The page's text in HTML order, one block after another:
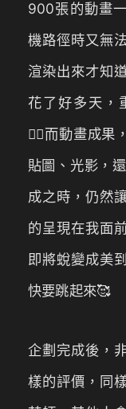
900張的動畫
機路徑時又無
渲染出來才知
花了好多天，
😵‍💫‍而動畫成
貼圖、光影，
成之時，仍然
的呈現在我面
即將蛻變成美
快要跳起來🥰
企劃完成後，
樣的評價，同